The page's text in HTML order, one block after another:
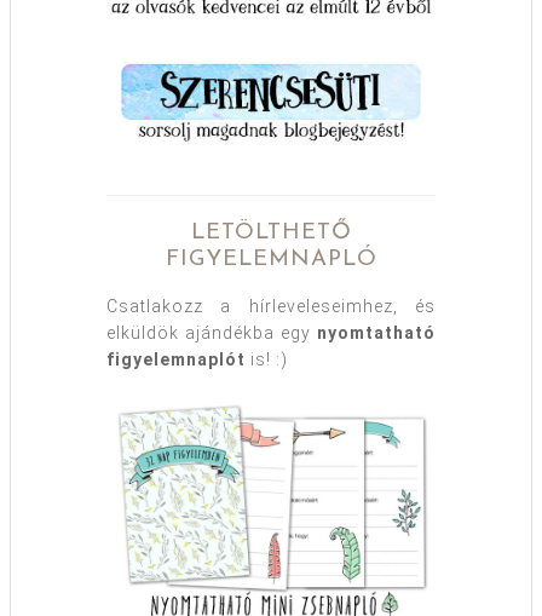
LETÖLTHETŐ
FIGYELEMNAPLÓ
Csatlakozz a hírleveleseimhez, és
elküldök ajándékba egy nyomtatható
figyelemnaplót is! :)